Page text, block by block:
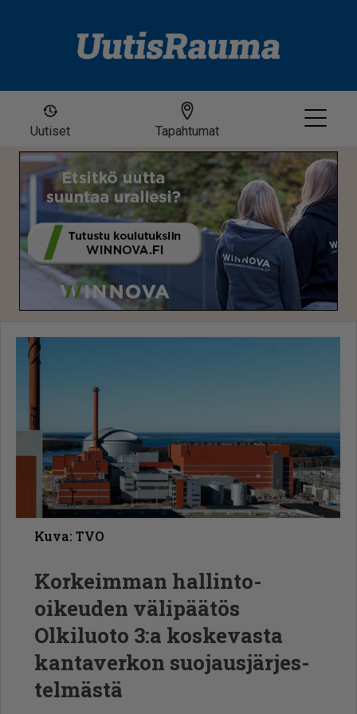
Uutiset Tapahtumat
Kuva: TVO
Korkeimman hallinto-
oikeuden välipäätös
Olkiluoto 3:a koskevasta
kantaverkon suojaus­jär­jes­
telmästä